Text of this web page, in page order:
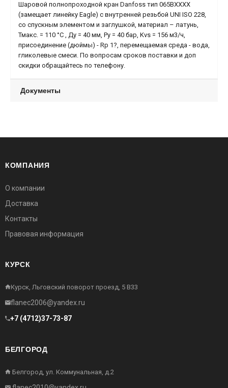
Шаровой полнопроходной кран Danfoss тип 065BХХХХ
(замещает линейку Eagle) с внутренней резьбой UNI ISO 228,
со спускным элементом и заглушкой, материал – латунь,
Тмакс. = 110 °С , Ду = 40 мм, Ру = 40 бар, Kvs = 156 м3/ч,
присоединение (дюймы) - Rp 1?, перемещаемая среда - вода,
гликолевые смеси. По вопросам сроков поставки и доп
скидки обращайтесь по телефону.
Документы
КОМПАНИЯ
О компании
Доставка
Контакты
Правовая информация
КУРСК
Курск, Льговский поворот проезд, 5 В33
flanec2006@yandex.ru
+7 (4712)37-73-87
БЕЛГОРОД
Белгород, ул. Коммунальная, д.2